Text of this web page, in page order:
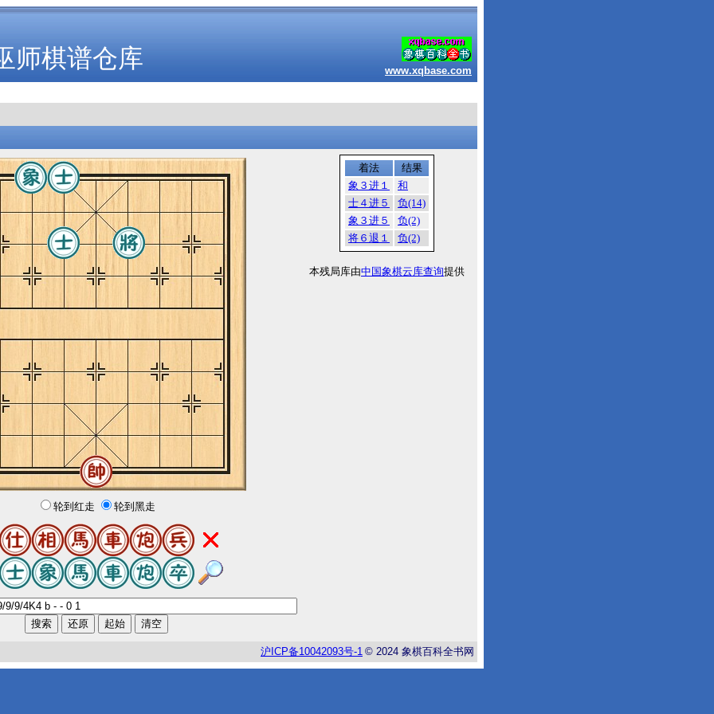
师棋谱仓库 www.xqbase.com
轮到红走 轮到黑走
着法
结果
象３进１
和
士４进５
负(14)
象３进５
负(2)
将６退１
负(2)
本残局库由中国象棋云库查询提供
沪 ICP备10042093号-1 © 2024 象棋百科全书网